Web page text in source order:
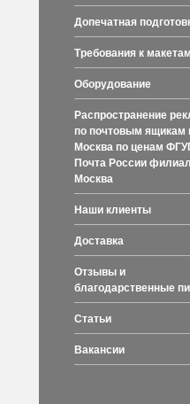
Допечатная
Требования к макетам
Оборудование
Распространение
по почтовым ящикам
Москва по ценам
Почта России филиал
Москва
Наши клиенты
Доставка
Отзывы и
благодарственные
Статьи
Вакансии